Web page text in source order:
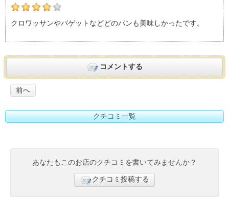
k.dragonのBakery&Cafe Bruno（ベーカリーアンドカフェ ブ
クロワッサンやバゲットなどどのパンも美味しかったです。
コメントする
前へ
クチコミ一覧
あなたもこのお店のクチコミを書いてみませんか？
クチコミ投稿する